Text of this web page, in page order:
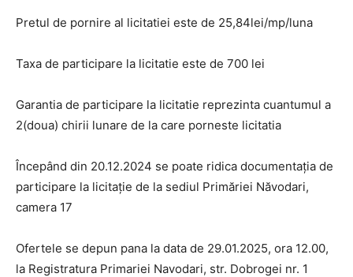
Pretul de pornire al licitatiei este de 25,84lei/mp/luna
Taxa de participare la licitatie este de 700 lei
Garantia de participare la licitatie reprezinta cuantumul a
2(doua) chirii lunare de la care porneste licitatia
Începând din 20.12.2024 se poate ridica documentaţia de
participare la licitaţie de la sediul Primăriei Năvodari,
camera 17
Ofertele se depun pana la data de 29.01.2025, ora 12.00,
la Registratura Primariei Navodari, str. Dobrogei nr. 1